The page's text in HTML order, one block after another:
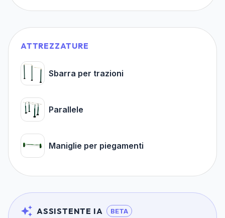
ATTREZZATURE
Sbarra per trazioni
Parallele
Maniglie per piegamenti
ASSISTENTE IA BETA